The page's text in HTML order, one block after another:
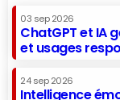
03 sep 2026
ChatGPT et IA
et usages
24 sep 2026
Intelligence